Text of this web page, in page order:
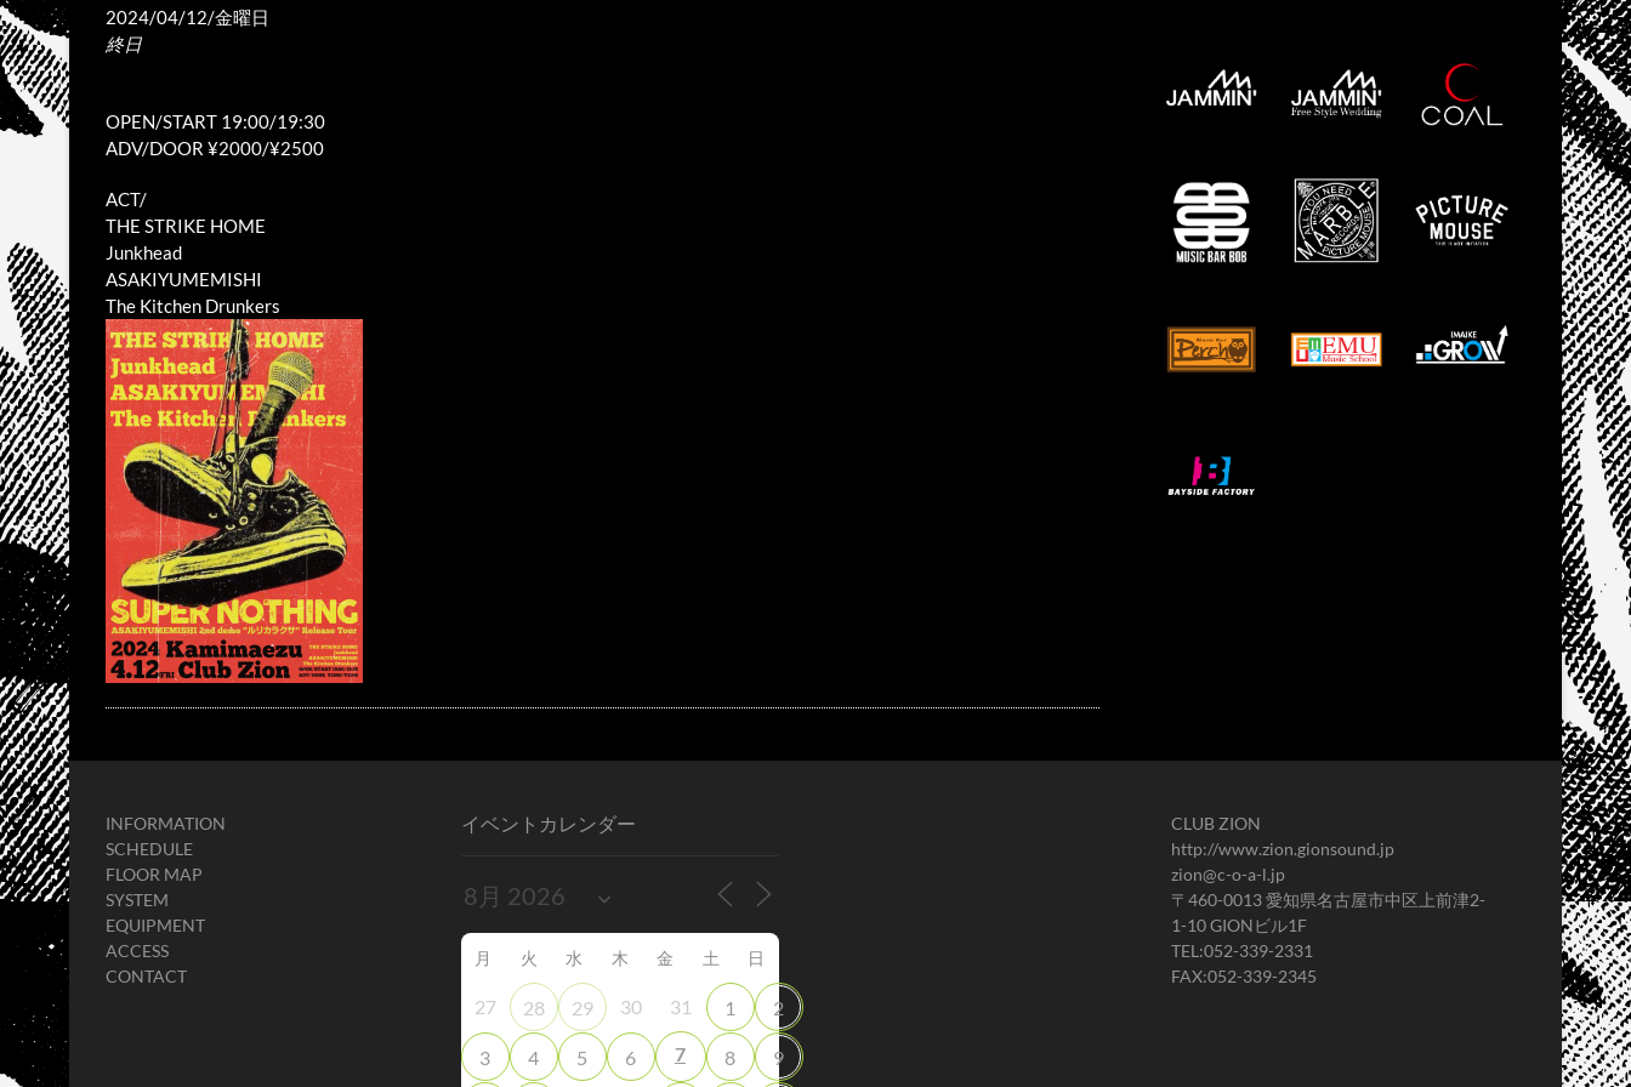
2024/04/12/金曜日
終日
OPEN/START 19:00/19:30
ADV/DOOR ¥2000/¥2500
ACT/
THE STRIKE HOME
Junkhead
ASAKIYUMEMISHI
The Kitchen Drunkers
INFORMATION
SCHEDULE
FLOOR MAP
SYSTEM
EQUIPMENT
ACCESS
CONTACT
イベントカレンダー
月 火 水 木 金 土 日
27 28 29 30 31 1 2
3 4 5 6 7 8 9
CLUB ZION
http://www.zion.gionsound.jp
zion@c-o-a-l.jp
〒460-0013 愛知県名古屋市中区上前津2-
1-10 GIONビル1F
TEL:052-339-2331
FAX:052-339-2345